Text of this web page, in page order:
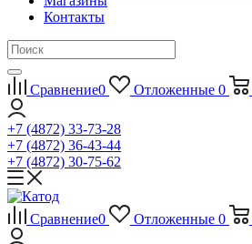
Контакты
Сравнение0 Отложенные 0
+7 (4872) 33-73-28
+7 (4872) 36-43-44
+7 (4872) 30-75-62
Сравнение0 Отложенные 0